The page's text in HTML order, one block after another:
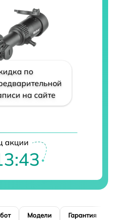
по
на сайте
акции
Модели Гарантия